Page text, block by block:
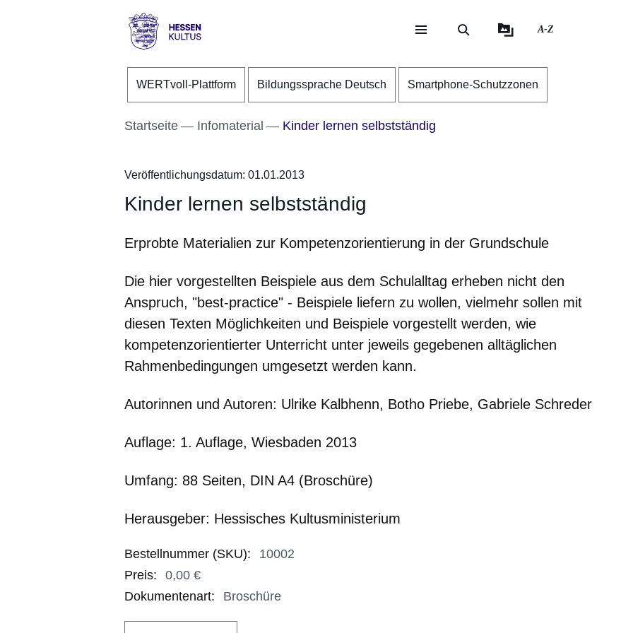
Direkt zum Kopf der Seite
Direkt zum Inhalt
Direkt zum Fuß der Seite
Kultus
A-Z
WERTvoll-Plattform Bildungssprache Deutsch Smartphone-Schutzzonen
Startseite Infomaterial Kinder lernen selbstständig
Veröffentlichungsdatum: 01.01.2013
Kinder lernen selbstständig
Erprobte Materialien zur Kompetenzorientierung in der Grundschule
Die hier vorgestellten Beispiele aus dem Schulalltag erheben nicht den
Anspruch, "best-practice" - Beispiele liefern zu wollen, vielmehr sollen mit
diesen Texten Möglichkeiten und Beispiele vorgestellt werden, wie
kompetenzorientierter Unterricht unter jeweils gegebenen alltäglichen
Rahmenbedingungen umgesetzt werden kann.
Autorinnen und Autoren: Ulrike Kalbhenn, Botho Priebe, Gabriele Schreder
Auflage: 1. Auflage, Wiesbaden 2013
Umfang: 88 Seiten, DIN A4 (Broschüre)
Herausgeber: Hessisches Kultusministerium
Bestellnummer (SKU):
10002
Preis: 0,00 €
0,00 €
Dokumentenart: Broschüre